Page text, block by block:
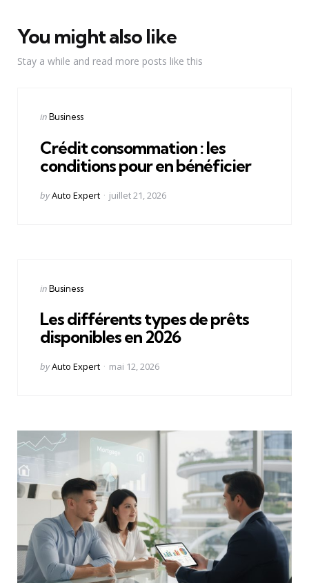
You might also like
Stay a while and read more posts like this
Categories
Posted
inBusiness
Crédit consommation : les
conditions pour en bénéficier
Posted
byAuto Expert juillet 21, 2026
Categories
Posted
inBusiness
Les différents types de prêts
disponibles en 2026
Posted
byAuto Expert mai 12, 2026